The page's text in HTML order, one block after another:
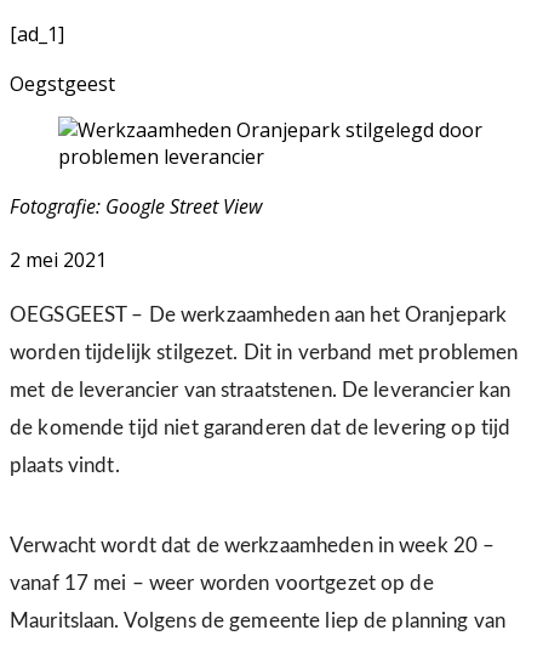
[ad_1]
Oegstgeest
Fotografie: Google Street View
2 mei 2021
OEGSGEEST – De werkzaamheden aan het Oranjepark
worden tijdelijk stilgezet. Dit in verband met problemen
met de leverancier van straatstenen. De leverancier kan
de komende tijd niet garanderen dat de levering op tijd
plaats vindt.
Verwacht wordt dat de werkzaamheden in week 20 –
vanaf 17 mei – weer worden voortgezet op de
Mauritslaan. Volgens de gemeente liep de planning van